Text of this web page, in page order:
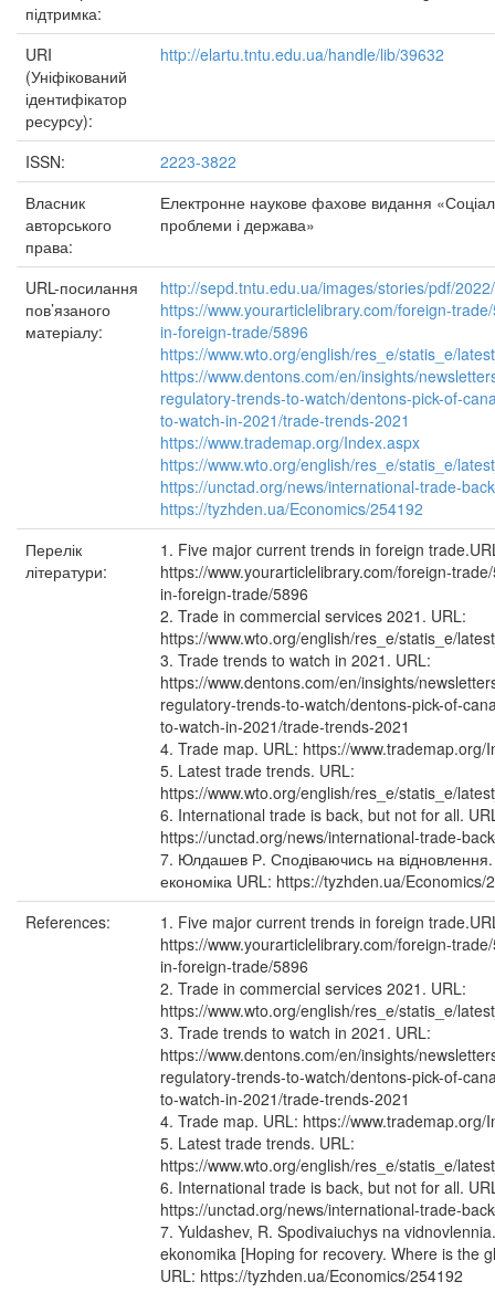
підтримка:
URI
(Уніфікований
ідентифікатор
ресурсу):
http://elartu.tntu.edu.ua/handle/lib/39632
ISSN:
2223-3822
Власник
авторського
права:
Електронне наукове фахове видання
проблеми і держава»
URL-посилання
пов’язаного
матеріалу:
http://sepd.tntu.edu.ua/images/stories/pdf/
https://www.yourarticlelibrary.com/foreign-
in-foreign-trade/5896
https://www.wto.org/english/res_e/statis_e/
https://www.dentons.com/en/insights/
regulatory-trends-to-watch/dentons-pick-of-
to-watch-in-2021/trade-trends-2021
https://www.trademap.org/Index.aspx
https://www.wto.org/english/res_e/statis_e/
https://unctad.org/news/international-trade-
https://tyzhden.ua/Economics/254192
Перелік
літератури:
1. Five major current trends in foreign
https://www.yourarticlelibrary.com/foreign-
in-foreign-trade/5896
2. Trade in commercial services 2021. URL:
https://www.wto.org/english/res_e/statis_e/
3. Trade trends to watch in 2021. URL:
https://www.dentons.com/en/insights/
regulatory-trends-to-watch/dentons-pick-of-
to-watch-in-2021/trade-trends-2021
4. Trade map. URL: https://www.trademap.org/
5. Latest trade trends. URL:
https://www.wto.org/english/res_e/statis_e/
6. International trade is back, but not for all.
https://unctad.org/news/international-trade-
7. Юлдашев Р. Сподіваючись на
економіка URL: https://tyzhden.ua/Economics/
References:
1. Five major current trends in foreign
https://www.yourarticlelibrary.com/foreign-
in-foreign-trade/5896
2. Trade in commercial services 2021. URL:
https://www.wto.org/english/res_e/statis_e/
3. Trade trends to watch in 2021. URL:
https://www.dentons.com/en/insights/
regulatory-trends-to-watch/dentons-pick-of-
to-watch-in-2021/trade-trends-2021
4. Trade map. URL: https://www.trademap.org/
5. Latest trade trends. URL:
https://www.wto.org/english/res_e/statis_e/
6. International trade is back, but not for all.
https://unctad.org/news/international-trade-
7. Yuldashev, R. Spodivaiuchys na
ekonomika [Hoping for recovery. Where is the
URL: https://tyzhden.ua/Economics/254192